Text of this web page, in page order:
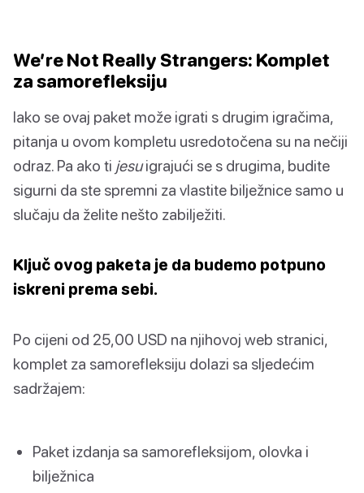
We’re Not Really Strangers: Komplet
za samorefleksiju
Iako se ovaj paket može igrati s drugim igračima,
pitanja u ovom kompletu usredotočena su na nečiji
odraz. Pa ako ti jesuigrajući se s drugima, budite
sigurni da ste spremni za vlastite bilježnice samo u
slučaju da želite nešto zabilježiti.
Ključ ovog paketa je da budemo potpuno
iskreni prema sebi.
Po cijeni od 25,00 USD na njihovoj web stranici,
komplet za samorefleksiju dolazi sa sljedećim
sadržajem:
Paket izdanja sa samorefleksijom, olovka i
bilježnica